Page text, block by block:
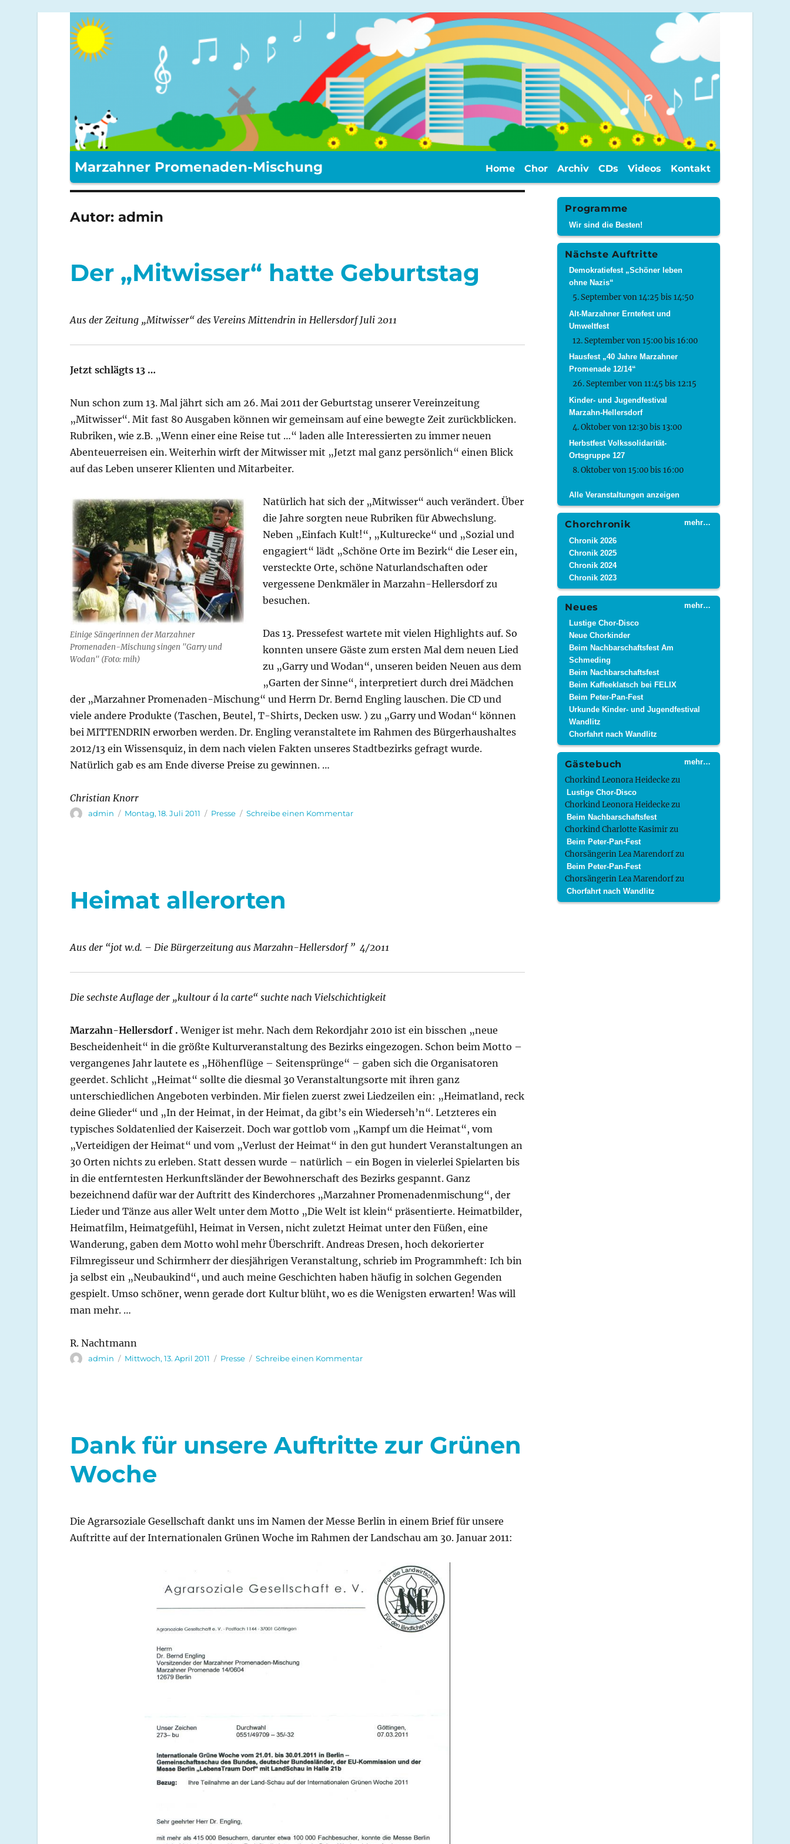
Marzahner Promenaden-Mischung Home Chor Archiv CDs Videos Kontakt
Autor:admin
Der „Mitwisser“ hatte Geburtstag
Aus der Zeitung „Mitwisser“ des Vereins Mittendrin in HellersdorfJuli 2011
Jetzt schlägts 13 …
Nun schon zum 13. Mal jährt sich am 26. Mai 2011 der Geburtstag unserer Vereinzeitung
„Mitwisser“. Mit fast 80 Ausgaben können wir gemeinsam auf eine bewegte Zeit zurückblicken.
Rubriken, wie z.B. „Wenn einer eine Reise tut …“ laden alle Interessierten zu immer neuen
Abenteuerreisen ein. Weiterhin wirft der Mitwisser mit „Jetzt mal ganz persönlich“ einen Blick
auf das Leben unserer Klienten und Mitarbeiter.
Einige Sängerinnen der Marzahner
Promenaden-Mischung singen "Garry und
Wodan" (Foto: mih)
Natürlich hat sich der „Mitwisser“ auch verändert. Über
die Jahre sorgten neue Rubriken für Abwechslung.
Neben „Einfach Kult!“, „Kulturecke“ und „Sozial und
engagiert“ lädt „Schöne Orte im Bezirk“ die Leser ein,
versteckte Orte, schöne Naturlandschaften oder
vergessene Denkmäler in Marzahn-Hellersdorf zu
besuchen.
Das 13. Pressefest wartete mit vielen Highlights auf. So
konnten unsere Gäste zum ersten Mal dem neuen Lied
zu „Garry und Wodan“, unseren beiden Neuen aus dem
„Garten der Sinne“, interpretiert durch drei Mädchen
der „Marzahner Promenaden-Mischung“ und Herrn Dr. Bernd Engling lauschen. Die CD und
viele andere Produkte (Taschen, Beutel, T-Shirts, Decken usw. ) zu „Garry und Wodan“ können
bei MITTENDRIN erworben werden. Dr. Engling veranstaltete im Rahmen des Bürgerhaushaltes
2012/13 ein Wissensquiz, in dem nach vielen Fakten unseres Stadtbezirks gefragt wurde.
Natürlich gab es am Ende diverse Preise zu gewinnen. …
Christian Knorr
Autor
admin
Veröffentlicht
Montag, 18. Juli 2011 Kategorien
Presse Schreibe einen Kommentarzu
Heimat allerorten
Aus der “jot w.d. – Die Bürgerzeitung aus Marzahn-Hellersdorf ”4/2011
Die sechste Auflage der „kultour á la carte“ suchte nach Vielschichtigkeit
Marzahn-Hellersdorf . Weniger ist mehr. Nach dem Rekordjahr 2010 ist ein bisschen „neue
Bescheidenheit“ in die größte Kulturveranstaltung des Bezirks eingezogen. Schon beim Motto –
vergangenes Jahr lautete es „Höhenflüge – Seitensprünge“ – gaben sich die Organisatoren
geerdet. Schlicht „Heimat“ sollte die diesmal 30 Veranstaltungsorte mit ihren ganz
unterschiedlichen Angeboten verbinden. Mir fielen zuerst zwei Liedzeilen ein: „Heimatland, reck
deine Glieder“ und „In der Heimat, in der Heimat, da gibt’s ein Wiederseh’n“. Letzteres ein
typisches Soldatenlied der Kaiserzeit. Doch war gottlob vom „Kampf um die Heimat“, vom
„Verteidigen der Heimat“ und vom „Verlust der Heimat“ in den gut hundert Veranstaltungen an
30 Orten nichts zu erleben. Statt dessen wurde – natürlich – ein Bogen in vielerlei Spielarten bis
in die entferntesten Herkunftsländer der Bewohnerschaft des Bezirks gespannt. Ganz
bezeichnend dafür war der Auftritt des Kinderchores „Marzahner Promenadenmischung“, der
Lieder und Tänze aus aller Welt unter dem Motto „Die Welt ist klein“ präsentierte. Heimatbilder,
Heimatfilm, Heimatgefühl, Heimat in Versen, nicht zuletzt Heimat unter den Füßen, eine
Wanderung, gaben dem Motto wohl mehr Überschrift. Andreas Dresen, hoch dekorierter
Filmregisseur und Schirmherr der diesjährigen Veranstaltung, schrieb im Programmheft: Ich bin
ja selbst ein „Neubaukind“, und auch meine Geschichten haben häufig in solchen Gegenden
gespielt. Umso schöner, wenn gerade dort Kultur blüht, wo es die Wenigsten erwarten! Was will
man mehr. …
R. Nachtmann
Autor
admin
Veröffentlicht
Mittwoch, 13. April 2011 Kategorien
Presse Schreibe einen Kommentarzu
Dank für unsere Auftritte zur Grünen
Woche
Die Agrarsoziale Gesellschaft dankt uns im Namen der Messe Berlin in einem Brief für unsere
Auftritte auf der Internationalen Grünen Woche im Rahmen der Landschau am 30. Januar 2011:
Programme
Wir sind die Besten!
Nächste Auftritte
Demokratiefest „Schöner leben
ohne Nazis“
5. September von 14:25 bis14:50
Alt-Marzahner Erntefest und
Umweltfest
12. September von 15:00bis16:00
Hausfest „40 Jahre Marzahner
Promenade 12/14“
26. September von 11:45 bis12:15
Kinder- und Jugendfestival
Marzahn-Hellersdorf
4. Oktober von 12:30bis13:00
Herbstfest Volkssolidarität-
Ortsgruppe 127
8. Oktober von 15:00bis16:00
Alle Veranstaltungen anzeigen
mehr…
Chorchronik
Chronik 2026
Chronik 2025
Chronik 2024
Chronik 2023
mehr…
Neues
Lustige Chor-Disco
Neue Chorkinder
Beim Nachbarschaftsfest Am
Schmeding
Beim Nachbarschaftsfest
Beim Kaffeeklatsch bei FELIX
Beim Peter-Pan-Fest
Urkunde Kinder- und Jugendfestival
Wandlitz
Chorfahrt nach Wandlitz
mehr…
Gästebuch
Chorkind Leonora Heideckezu
Lustige Chor-Disco
Chorkind Leonora Heideckezu
Beim Nachbarschaftsfest
Chorkind Charlotte Kasimirzu
Beim Peter-Pan-Fest
Chorsängerin Lea Marendorfzu
Beim Peter-Pan-Fest
Chorsängerin Lea Marendorfzu
Chorfahrt nach Wandlitz